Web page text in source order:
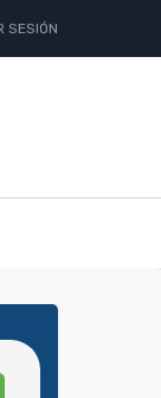
SESIÓN